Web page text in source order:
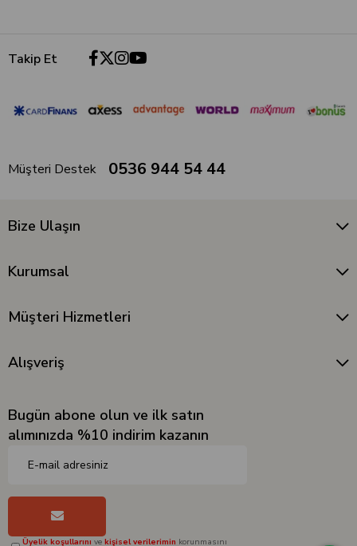
Takip Et
Müşteri Destek 0536 944 54 44
Bize Ulaşın
Kurumsal
Müşteri Hizmetleri
Alışveriş
Bugün abone olun ve ilk satın
alımınızda %10 indirim kazanın
Üyelik koşullarını ve kişisel verilerimin korunmasını